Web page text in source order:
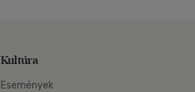
Kultúra
Események